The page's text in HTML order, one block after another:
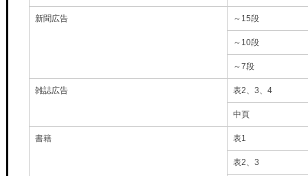
新聞広告 ～15段
～10段
～7段
雑誌広告 表2、3、4
中頁
書籍 表1
表2、3